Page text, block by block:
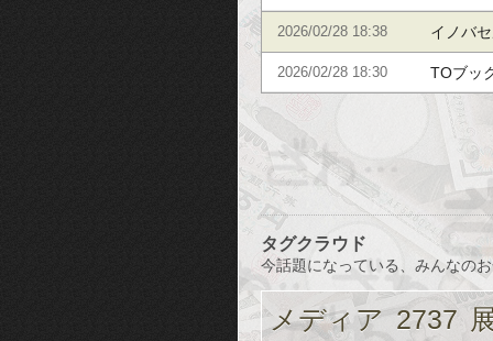
2026/02/28 18:38 イノバ
2026/02/28 18:30 TOブッ
タグクラウド
今話題になっている、みんなの
メディア 2737